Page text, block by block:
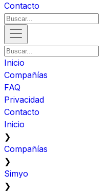
Contacto
Inicio
Compañías
FAQ
Privacidad
Contacto
Inicio
❯
Compañías
❯
Simyo
❯